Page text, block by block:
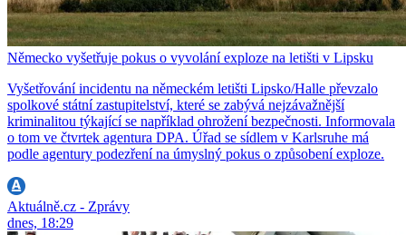
Německo vyšetřuje pokus o vyvolání exploze na letišti v Lipsku
Vyšetřování incidentu na německém letišti Lipsko/Halle převzalo
spolkové státní zastupitelství, které se zabývá nejzávažnější
kriminalitou týkající se například ohrožení bezpečnosti. Informovala
o tom ve čtvrtek agentura DPA. Úřad se sídlem v Karlsruhe má
podle agentury podezření na úmyslný pokus o způsobení exploze.
Aktuálně.cz - Zprávy
dnes, 18:29